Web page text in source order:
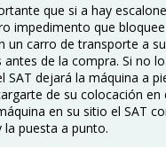
que si a hay
impedimento que
un carro de transporte a
de la compra. Si no
SAT dejará la máquina a
de su colocación en
en su sitio el SAT
la puesta a punto.